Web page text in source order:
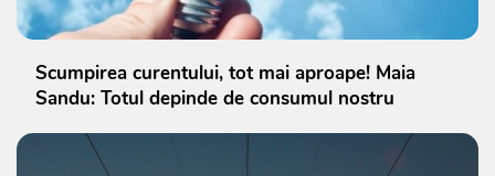
Scumpirea curentului, tot mai aproape! Maia
Sandu: Totul depinde de consumul nostru